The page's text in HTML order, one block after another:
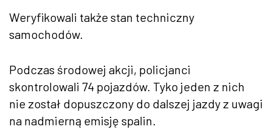
Weryfikowali także stan techniczny
samochodów.
Podczas środowej akcji, policjanci
skontrolowali 74 pojazdów. Tyko jeden z nich
nie został dopuszczony do dalszej jazdy z uwagi
na nadmierną emisję spalin.